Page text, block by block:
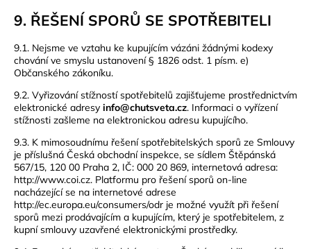
9. ŘEŠENÍ SPORŮ SE SPOTŘEBITELI
9.1. Nejsme ve vztahu ke kupujícím vázáni žádnými kodexy
chování ve smyslu ustanovení § 1826 odst. 1 písm. e)
Občanského zákoníku.
9.2. Vyřizování stížností spotřebitelů zajišťujeme prostřednictvím
elektronické adresy info@chutsveta.cz. Informaci o vyřízení
stížnosti zašleme na elektronickou adresu kupujícího.
9.3. K mimosoudnímu řešení spotřebitelských sporů ze Smlouvy
je příslušná Česká obchodní inspekce, se sídlem Štěpánská
567/15, 120 00 Praha 2, IČ: 000 20 869, internetová adresa:
http://www.coi.cz. Platformu pro řešení sporů on-line
nacházející se na internetové adrese
http://ec.europa.eu/consumers/odr je možné využít při řešení
sporů mezi prodávajícím a kupujícím, který je spotřebitelem, z
kupní smlouvy uzavřené elektronickými prostředky.